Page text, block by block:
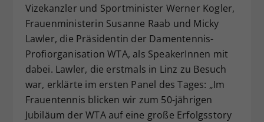
Vizekanzler und Sportminister Werner Kogler,
Frauenministerin Susanne Raab und Micky
Lawler, die Präsidentin der Damentennis-
Profiorganisation WTA, als SpeakerInnen mit
dabei. Lawler, die erstmals in Linz zu Besuch
war, erklärte im ersten Panel des Tages: „Im
Frauentennis blicken wir zum 50-jährigen
Jubiläum der WTA auf eine große Erfolgsstory